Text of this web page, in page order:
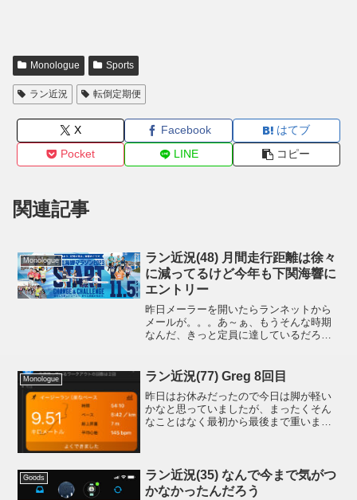
Monologue Sports
ラン近況 転倒定期便
X Facebook
はてブ
Pocket
LINE コピー
関連記事
Monologue
ラン近況(48) 月間走行距離は徐々
に減ってるけど今年も下関海響に
エントリー
昨日メーラーを開いたらランネットから
メールが。。。あ～ぁ、もうそんな時期
なんだ、きっと定員に達しているだろう
にまだ定員に達していませんでした。ラ
ンニングブームも...
Monologue ラン近況(77) Greg 8回目
昨日はお休みだったので今日は脚が軽い
かなと思っていましたが、まったくそん
なことはなく最初から最後まで重いまま
ースで走ることにして...
Goods
ラン近況(35) なんで今まで気がつ
かなかったんだろう